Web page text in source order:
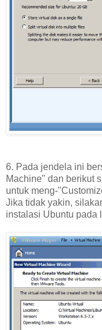
6. Pada jendela ini
Machine" dan berikut
untuk meng-
Jika tidak yakin,
instalasi Ubuntu pada